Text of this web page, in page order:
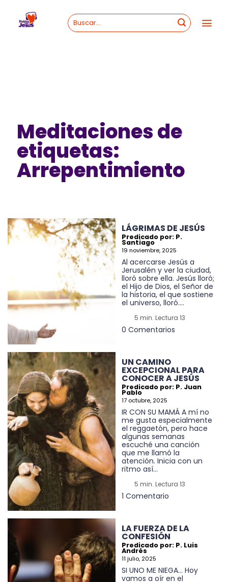
content
Meditaciones de
etiquetas:
Arrepentimiento
LÁGRIMAS DE JESÚS
Predicado por: P.
Santiago
19 noviembre, 2025
Al acercarse Jesús a
Jerusalén y ver la ciudad,
lloró sobre ella. Jesús lloró;
el Hijo de Dios, el Señor de
la historia, el que sostiene
el universo, lloró....
5 min. Lectura 13
0 Comentarios
UN CAMINO
EXCEPCIONAL PARA
CONOCER A JESÚS
Predicado por: P. Juan
Pablo
17 octubre, 2025
IR CON SU MAMÁ A mí no
me gusta especialmente
el reggaetón, pero hace
algunas semanas
escuché una canción
que me llamó la
atención. Inicia con un
ritmo así...
5 min. Lectura 13
1 Comentario
LA FUERZA DE LA
CONFESIÓN
Predicado por: P. Luis
Andrés
11 julio, 2025
SI UNO ME NIEGA... Hoy
vamos a oír en el